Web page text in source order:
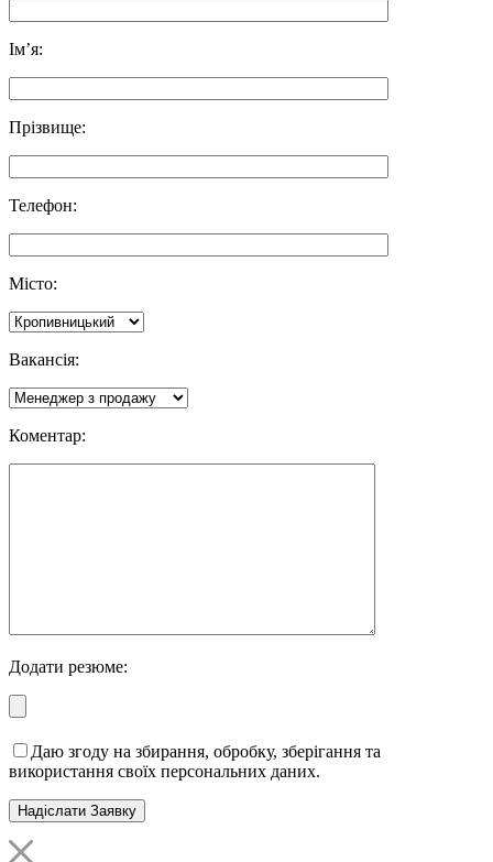
Ім’я:
Прізвище:
Телефон:
Місто:
Вакансія:
Коментар:
Додати резюме:
Даю згоду на збирання, обробку, зберігання та
використання своїх персональних даних.